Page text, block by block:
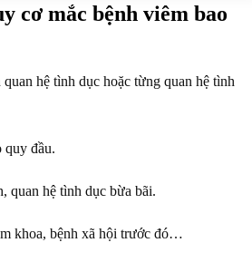
cơ mắc bệnh viêm bao
hệ tình dục hoặc từng quan hệ tình
quy đầu.
quan hệ tình dục bừa bãi.
khoa, bệnh xã hội trước đó…